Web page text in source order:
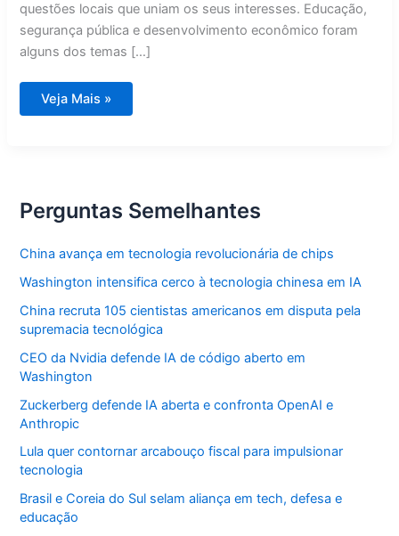
questões locais que uniam os seus interesses. Educação,
segurança pública e desenvolvimento econômico foram
alguns dos temas […]
Texas:
distrito
Veja Mais »
Perguntas Semelhantes
China avança em tecnologia revolucionária de chips
Washington intensifica cerco à tecnologia chinesa em IA
China recruta 105 cientistas americanos em disputa pela
supremacia tecnológica
CEO da Nvidia defende IA de código aberto em
Washington
Zuckerberg defende IA aberta e confronta OpenAI e
Anthropic
Lula quer contornar arcabouço fiscal para impulsionar
tecnologia
Brasil e Coreia do Sul selam aliança em tech, defesa e
educação